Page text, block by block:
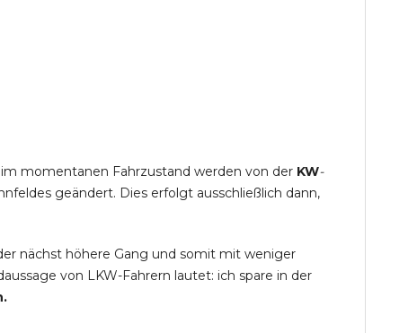
momentanen Fahrzustand werden von der KW-
geändert. Dies erfolgt ausschließlich dann,
nächst höhere Gang und somit mit weniger
von LKW-Fahrern lautet: ich spare in der